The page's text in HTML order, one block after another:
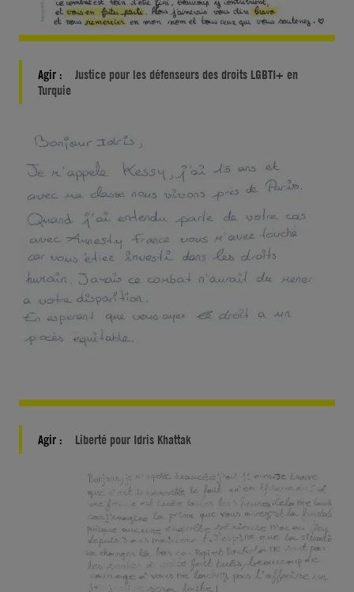
Agir :
Justice pour les défenseurs des droits LGBTI+ en
Turquie
Agir : Liberté pour Idris Khattak